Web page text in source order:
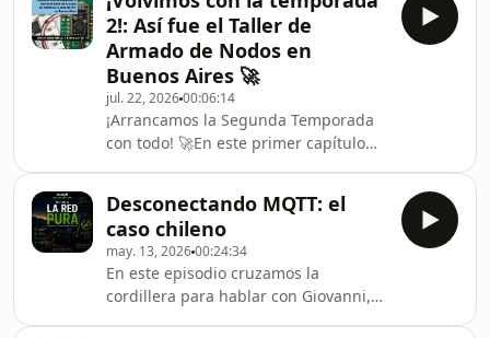
2!: Así fue el Taller de
Armado de Nodos en
Buenos Aires 🚀
jul. 22, 202600:06:14
¡Arrancamos la Segunda Temporada
con todo! 🚀En este primer capítulo
hemos vivido como comunidad: el
Taller de Armado de Nodos en la sede
del PIP, en Buenos Aires.Fueron 4
horas intensas de trabajo,
aprendizaje y camaradería resumidas
en este episodio. Mostramos la
Desconectando MQTT: el
caso chileno
may. 13, 202600:24:34
En este episodio cruzamos la
cordillera para hablar con Giovanni,